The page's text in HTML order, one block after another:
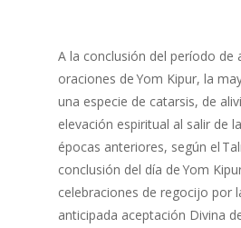
A la conclusión del período de
oraciones de Yom Kipur, la
una especie de catarsis, de
elevación espiritual al salir de
épocas anteriores, según el
conclusión del día de Yom
celebraciones de regocijo por
anticipada aceptación Divina